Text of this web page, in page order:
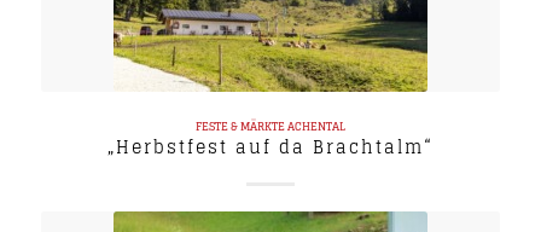
FESTE & MÄRKTEACHENTAL
„Herbstfest auf da Brachtalm“